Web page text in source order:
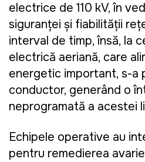
electrice de 110 kV, în
siguranței și fiabilității
interval de timp, însă, la
electrică aeriană, care
energetic important, s-a
conductor, generând o
neprogramată a acestei
Echipele operative au
pentru remedierea